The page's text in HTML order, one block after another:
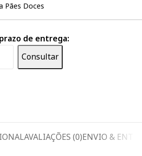
Pães Doces
de entrega:
Consultar
AVALIAÇÕES (0)ENVIO &